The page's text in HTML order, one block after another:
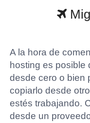
A la hora de
hosting es posible
desde cero o bien
copiarlo desde
estés trabajando.
desde un